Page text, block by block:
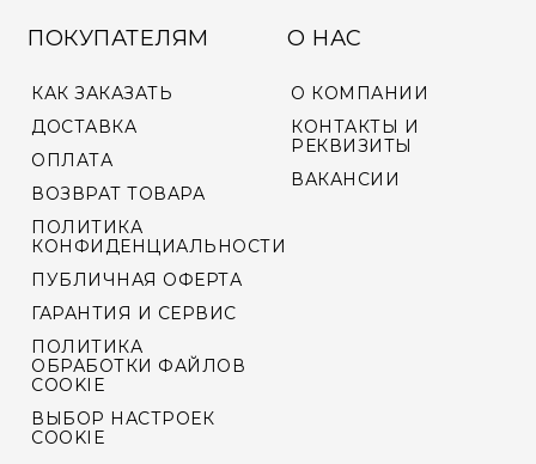
ПОКУПАТЕЛЯМ
КАК ЗАКАЗАТЬ
ДОСТАВКА
ОПЛАТА
ВОЗВРАТ ТОВАРА
ПОЛИТИКА
КОНФИДЕНЦИАЛЬНОСТИ
ПУБЛИЧНАЯ ОФЕРТА
ГАРАНТИЯ И СЕРВИС
ПОЛИТИКА
ОБРАБОТКИ ФАЙЛОВ
COOKIE
ВЫБОР НАСТРОЕК
COOKIE
О НАС
О КОМПАНИИ
КОНТАКТЫ И
РЕКВИЗИТЫ
ВАКАНСИИ